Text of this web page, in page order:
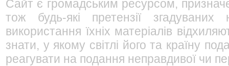
Сайт є громадським ресурсом,
тож будь-які претензії
використання їхніх матеріалів
знати, у якому світлі його та країну
реагувати на подання неправдивої чи